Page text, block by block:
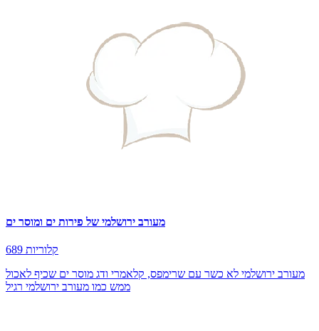
מעורב ירושלמי של פירות ים ומוסר ים
689 קלוריות
מעורב ירושלמי לא כשר עם שרימפס, קלאמרי ודג מוסר ים שכיף לאכול
ממש כמו מעורב ירושלמי רגיל